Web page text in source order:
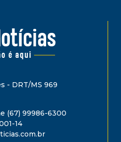
- DRT/MS 969
(67) 99986-6300
14